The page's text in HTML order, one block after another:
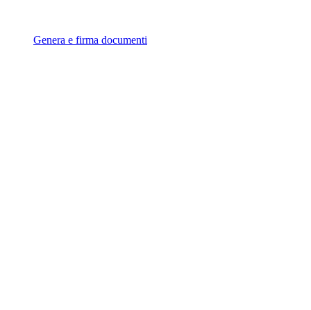
Genera e firma documenti